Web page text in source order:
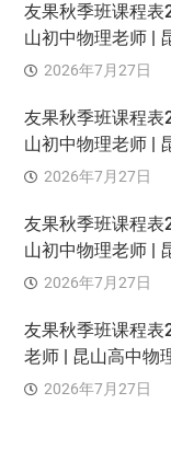
友果秋季班课程表
山初中物理老师 |
2026年7月27日
友果秋季班课程表
山初中物理老师 |
2026年7月27日
友果秋季班课程表
山初中物理老师 |
2026年7月27日
友果秋季班课程表
老师 | 昆山高中物
2026年7月27日